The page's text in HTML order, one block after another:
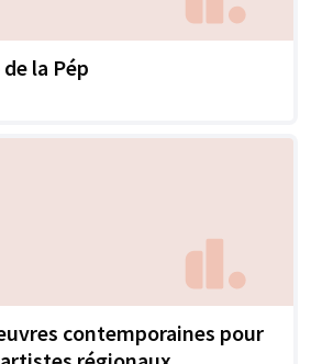
la Pép
contemporaines pour